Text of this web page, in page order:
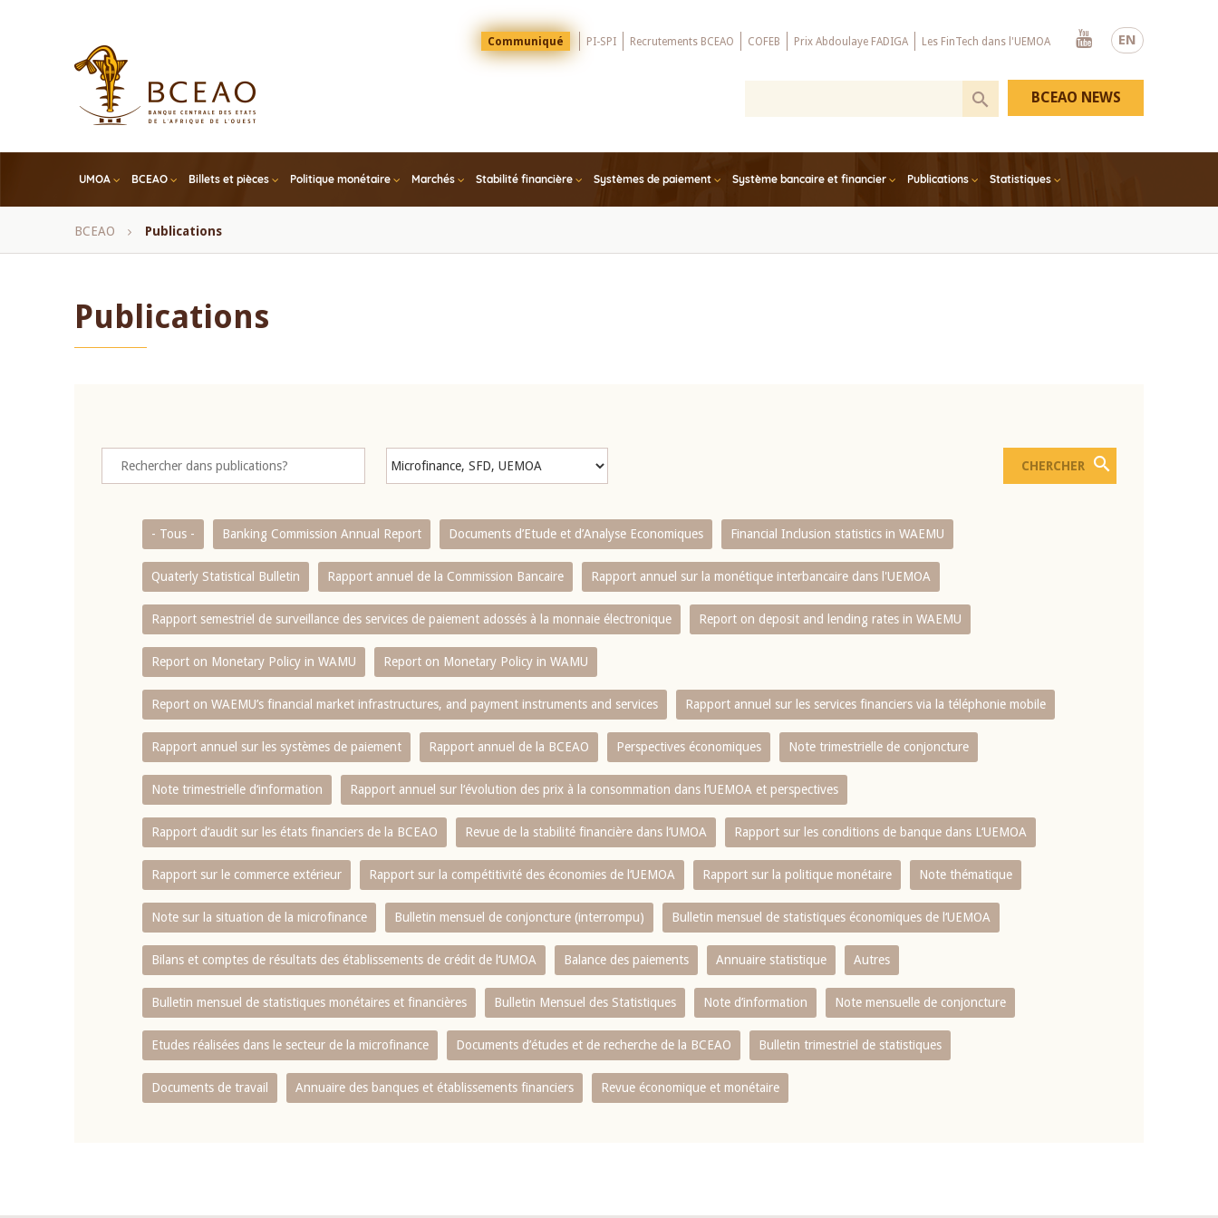
EN
Menu
Top
Communiqué PI-SPI Recrutements BCEAO COFEB Prix Abdoulaye FADIGA Les FinTech dans l'UEMOA
Youtube
UMOA BCEAO Billets et pièces Politique monétaire Marchés Stabilité financière Systèmes de paiement Système bancaire et financier Publications Statistiques
BCEAO NEWS
Fil
BCEAO Publications
Publications
- Tous - Banking Commission Annual Report Documents d’Etude et d’Analyse Economiques Financial Inclusion statistics in WAEMU
Quaterly Statistical Bulletin Rapport annuel de la Commission Bancaire Rapport annuel sur la monétique interbancaire dans l'UEMOA
Rapport semestriel de surveillance des services de paiement adossés à la monnaie électronique Report on deposit and lending rates in WAEMU
Report on Monetary Policy in WAMU Report on Monetary Policy in WAMU
Report on WAEMU’s financial market infrastructures, and payment instruments and services Rapport annuel sur les services financiers via la téléphonie mobile
Rapport annuel sur les systèmes de paiement Rapport annuel de la BCEAO Perspectives économiques Note trimestrielle de conjoncture
Note trimestrielle d‘information Rapport annuel sur l‘évolution des prix à la consommation dans l‘UEMOA et perspectives
Rapport d‘audit sur les états financiers de la BCEAO Revue de la stabilité financière dans l‘UMOA Rapport sur les conditions de banque dans L‘UEMOA
Rapport sur le commerce extérieur Rapport sur la compétitivité des économies de l‘UEMOA Rapport sur la politique monétaire Note thématique
Note sur la situation de la microfinance Bulletin mensuel de conjoncture (interrompu) Bulletin mensuel de statistiques économiques de l‘UEMOA
Bilans et comptes de résultats des établissements de crédit de l‘UMOA Balance des paiements Annuaire statistique Autres
Bulletin mensuel de statistiques monétaires et financières Bulletin Mensuel des Statistiques Note d’information Note mensuelle de conjoncture
Etudes réalisées dans le secteur de la microfinance Documents d’études et de recherche de la BCEAO Bulletin trimestriel de statistiques
Documents de travail Annuaire des banques et établissements financiers Revue économique et monétaire